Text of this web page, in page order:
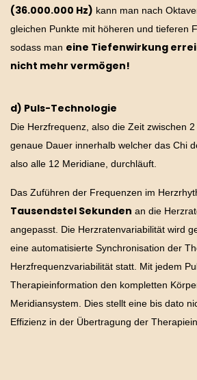
(36.000.000 Hz) kann man nach
gleichen Punkte mit höheren und tieferen
sodass man eine Tiefenwirkung
nicht mehr vermögen!
d) Puls-Technologie
Die Herzfrequenz, also die Zeit zwischen
genaue Dauer innerhalb welcher das Chi
also alle 12 Meridiane, durchläuft.
Das Zuführen der Frequenzen im
Tausendstel Sekunden an die
angepasst. Die Herzratenvariabilität wird
eine automatisierte Synchronisation der
Herzfrequenzvariabilität statt. Mit jedem
Therapieinformation den kompletten
Meridiansystem. Dies stellt eine bis dato
Effizienz in der Übertragung der